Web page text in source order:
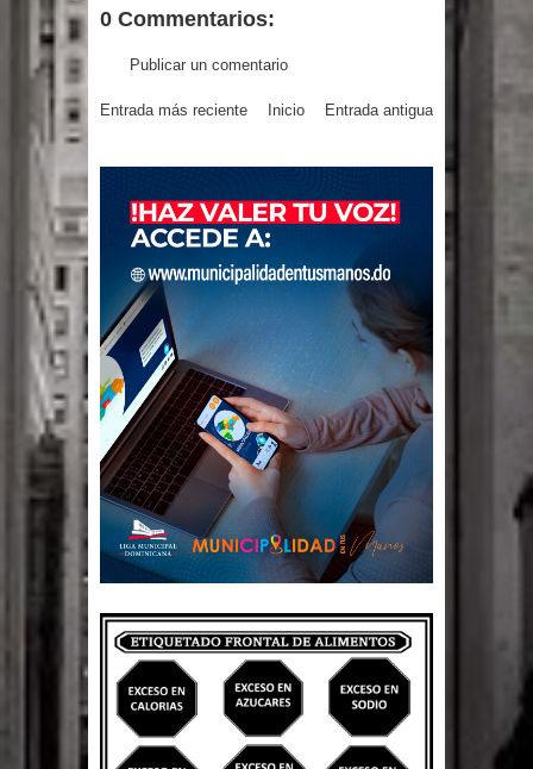
0 Commentarios:
Publicar un comentario
Entrada más reciente Entrada antigua
Inicio